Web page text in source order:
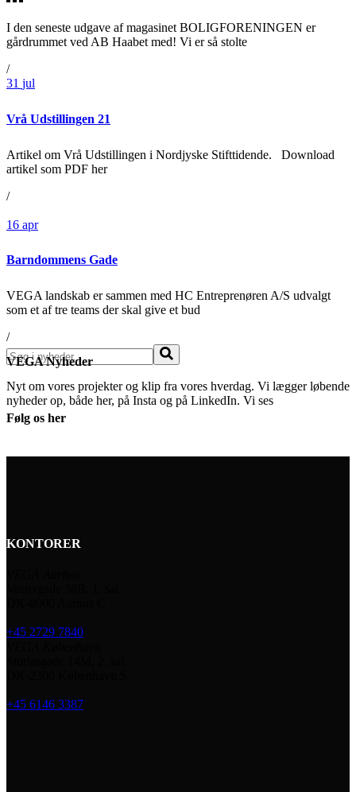
I den seneste udgave af magasinet BOLIGFORENINGEN er
gårdrummet ved AB Haabet med! Vi er så stolte
/
31 jul
Vrå Udstillingen 21
Artikel om Vrå Udstillingen i Nordjyske Stifttidende. Download
artikel som PDF her
/
16 apr
Barndommens Gade
VEGA landskab er sammen med HC Entreprenøren A/S udvalgt
som et af tre teams der skal give et bud
/
Søg
VEGA Nyheder
Nyt om vores projekter og klip fra vores hverdag. Vi lægger løbende
nyheder op, både her, på Insta og på LinkedIn. Vi ses
Følg os her
KONTORER
+45 2729 7840
+45 6146 3387